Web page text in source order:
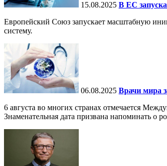
15.08.2025 В ЕС
Европейский Союз запускает масштабную
систему.
06.08.2025 Врачи мира
6 августа во многих странах отмечается
Знаменательная дата призвана напоминать о